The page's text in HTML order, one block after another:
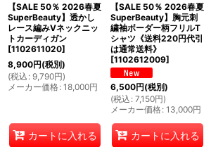
【SALE 50％ 2026春夏
SuperBeauty】透かし
レース編みVネックニッ
トカーディガン
[1102611020]
8,900円(税別)
(税込 : 9,790円)
メーカー価格: 18,000円
カートに入れる
【SALE 50％ 2026春夏
SuperBeauty】胸元刺
繍袖ボーダー柄フリルT
シャツ《送料220円代引
は通常送料》
[1102612009]
6,500円(税別)
(税込 : 7,150円)
メーカー価格: 13,000円
カートに入れる